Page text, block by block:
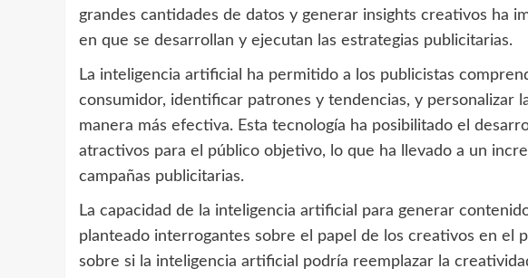
grandes cantidades de datos y generar insights creativos ha
en que se desarrollan y ejecutan las estrategias publicitarias.
La inteligencia artificial ha permitido a los publicistas
consumidor, identificar patrones y tendencias, y personalizar
manera más efectiva. Esta tecnología ha posibilitado el
atractivos para el público objetivo, lo que ha llevado a un
campañas publicitarias.
La capacidad de la inteligencia artificial para generar
planteado interrogantes sobre el papel de los creativos en el
sobre si la inteligencia artificial podría reemplazar la